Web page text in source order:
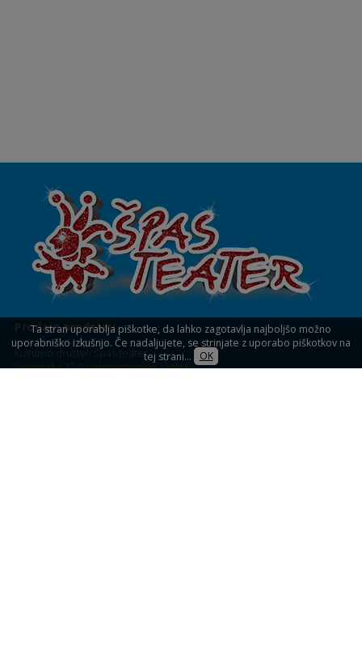
Prodaja predstav
Kulturno društvo Špas teater
Slovenska 22 B (administrativni sedež)
Ta stran uporablja piškotke, da lahko zagotavlja najboljšo možno
uporabniško izkušnjo. Če nadaljujete, se strinjate z uporabo piškotkov na
tej strani...
OK